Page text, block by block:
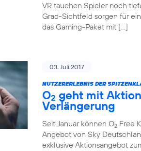
VR tauchen Spieler noch
Grad-Sichtfeld sorgen für
das Gaming-Paket mit […]
03. Juli 2017
NUTZERERLEBNIS DER
O2 geht mit
Verlängerung
Seit Januar können O2 Free
Angebot von Sky
exklusive Aktionsangebot